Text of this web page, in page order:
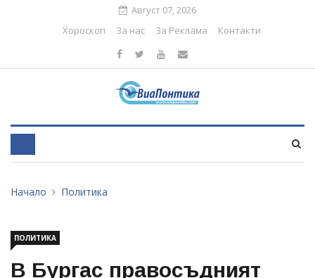
Август 07, 2026
Хороскоп
За нас За Реклама Контакти
Начало Политика
ПОЛИТИКА
В Бургас правосъдният